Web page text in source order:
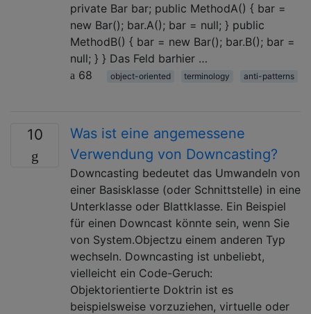
private Bar bar; public MethodA() { bar =
new Bar(); bar.A(); bar = null; } public
MethodB() { bar = new Bar(); bar.B(); bar =
null; } } Das Feld barhier …
68
object-oriented terminology anti-patterns
10
Was ist eine angemessene
Verwendung von Downcasting?
Downcasting bedeutet das Umwandeln von
einer Basisklasse (oder Schnittstelle) in eine
Unterklasse oder Blattklasse. Ein Beispiel
für einen Downcast könnte sein, wenn Sie
von System.Objectzu einem anderen Typ
wechseln. Downcasting ist unbeliebt,
vielleicht ein Code-Geruch:
Objektorientierte Doktrin ist es
beispielsweise vorzuziehen, virtuelle oder